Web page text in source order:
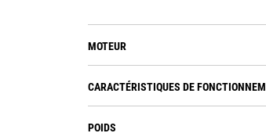
MOTEUR
CARACTÉRISTIQUES DE
POIDS